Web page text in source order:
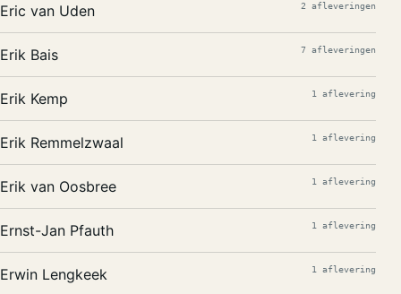
Eric van Uden 2 afleveringen
Erik Bais 7 afleveringen
Erik Kemp 1 aflevering
Erik Remmelzwaal 1 aflevering
Erik van Oosbree 1 aflevering
Ernst-Jan Pfauth 1 aflevering
Erwin Lengkeek 1 aflevering